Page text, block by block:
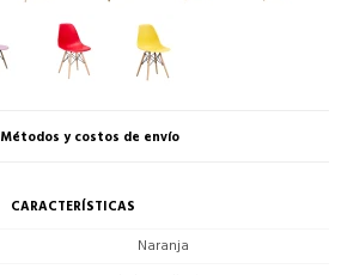
Métodos y costos de envío
CARACTERÍSTICAS
Naranja